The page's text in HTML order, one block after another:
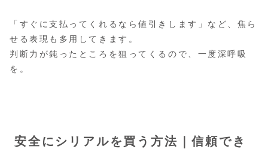
「すぐに支払ってくれるなら値引きします」など、焦ら
せる表現も多用してきます。
判断力が鈍ったところを狙ってくるので、一度深呼吸
を。
安全にシリアルを買う方法｜信頼でき